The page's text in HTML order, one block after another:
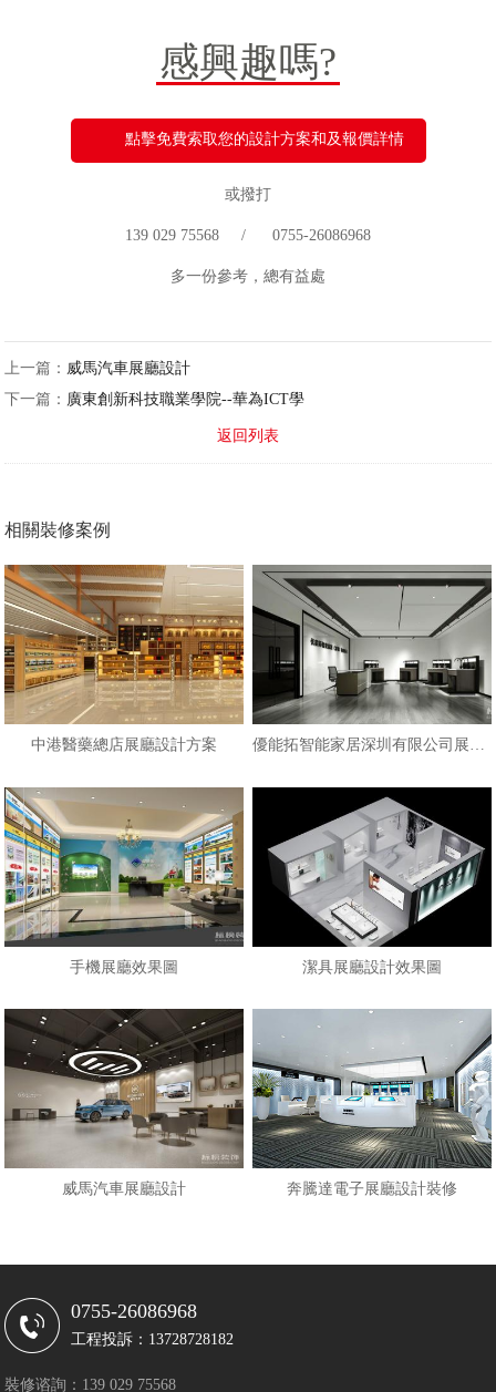
感興趣嗎?
點擊免費索取您的設計方案和及報價詳情
或撥打
139 029 75568 / 0755-26086968
多一份參考，總有益處
上一篇： 威馬汽車展廳設計
下一篇： 廣東創新科技職業學院--華為ICT學
返回列表
相關裝修案例
中港醫藥總店展廳設計方案
手機展廳效果圖 潔具展廳設計效果圖
威馬汽車展廳設計 奔騰達電子展廳設計裝修
0755-26086968
工程投訴：13728728182
裝修谘詢：139 029 75568